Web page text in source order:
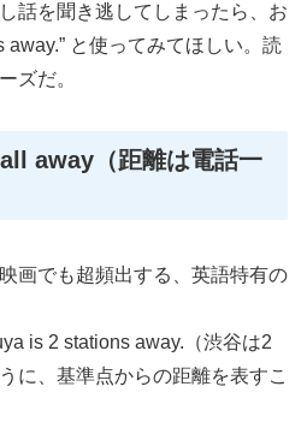
話を聞き逃してしまったら、お
away.” と使ってみてほしい。読
ズだ。
away（距離は電話一
画でも超頻出する、英語特有の
is 2 stations away.（渋谷は2
に、基準点からの距離を表すこ